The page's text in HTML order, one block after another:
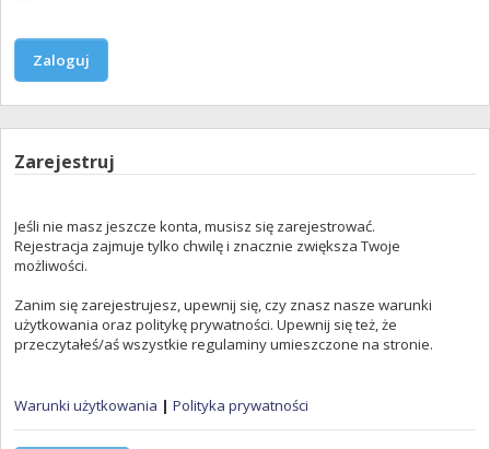
Zarejestruj
Jeśli nie masz jeszcze konta, musisz się zarejestrować.
Rejestracja zajmuje tylko chwilę i znacznie zwiększa Twoje
możliwości.
Zanim się zarejestrujesz, upewnij się, czy znasz nasze warunki
użytkowania oraz politykę prywatności. Upewnij się też, że
przeczytałeś/aś wszystkie regulaminy umieszczone na stronie.
Warunki użytkowania | Polityka prywatności